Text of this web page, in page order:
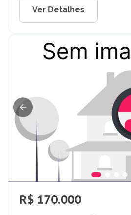
Ver Detalhes
R$ 170.000